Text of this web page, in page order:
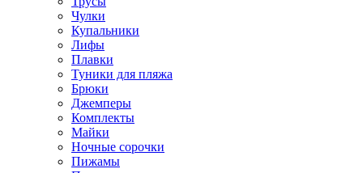
Чулки
Купальники
Лифы
Плавки
Туники для пляжа
Брюки
Джемперы
Комплекты
Майки
Ночные сорочки
Пижамы